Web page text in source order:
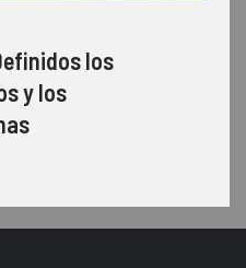
los
y los